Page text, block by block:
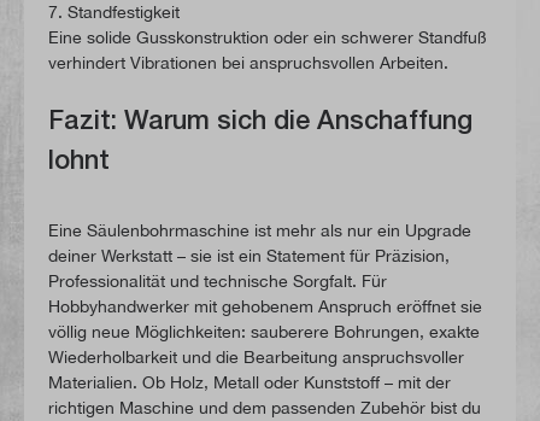
7. Standfestigkeit
Eine solide Gusskonstruktion oder ein schwerer Standfuß
verhindert Vibrationen bei anspruchsvollen Arbeiten.
Fazit: Warum sich die Anschaffung
lohnt
Eine Säulenbohrmaschine ist mehr als nur ein Upgrade
deiner Werkstatt – sie ist ein Statement für Präzision,
Professionalität und technische Sorgfalt. Für
Hobbyhandwerker mit gehobenem Anspruch eröffnet sie
völlig neue Möglichkeiten: sauberere Bohrungen, exakte
Wiederholbarkeit und die Bearbeitung anspruchsvoller
Materialien. Ob Holz, Metall oder Kunststoff – mit der
richtigen Maschine und dem passenden Zubehör bist du